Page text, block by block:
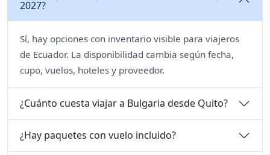
2027?
Sí, hay opciones con inventario visible para viajeros
de Ecuador. La disponibilidad cambia según fecha,
cupo, vuelos, hoteles y proveedor.
¿Cuánto cuesta viajar a Bulgaria desde Quito?
¿Hay paquetes con vuelo incluido?